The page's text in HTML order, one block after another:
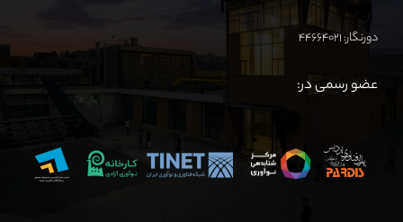
دورنگار: ۴۴۶۶۴۰۲۱
عضو رسمی در: